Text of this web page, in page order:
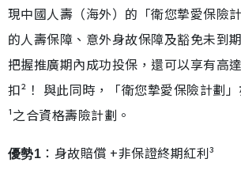
現中國人壽（海外）的「衛您摯愛保險
的人壽保障、意外身故保障及豁免未到
把握推廣期內成功投保，還可以享有高
扣²！ 與此同時，「衛您摯愛保險計劃
¹之合資格壽險計劃。
優勢1 ：身故賠償 +非保證終期紅利³